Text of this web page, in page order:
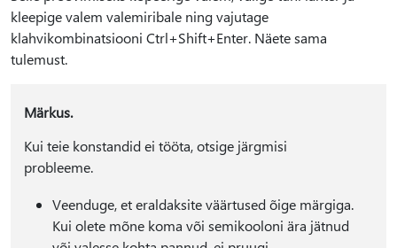
kleepige valem valemiribale ning vajutage
klahvikombinatsiooni Ctrl+Shift+Enter. Näete sama
tulemust.
Märkus.
Kui teie konstandid ei tööta, otsige järgmisi
probleeme.
Veenduge, et eraldaksite väärtused õige märgiga.
Kui olete mõne koma või semikooloni ära jätnud